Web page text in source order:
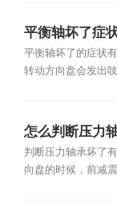
平衡轴坏了症
平衡轴坏了的症状
转动方向盘会发出
怎么判断压力
判断压力轴承坏了
向盘的时候，前减